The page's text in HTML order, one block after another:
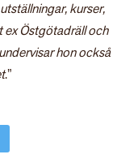
kurser,
ex Östgötadräll och
hon också
.”